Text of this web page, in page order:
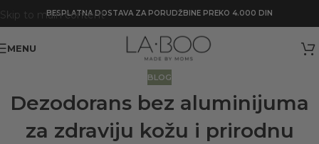
Skip to main content
BESPLATNA DOSTAVA ZA PORUDŽBINE PREKO 4.000 DIN
MENU
BLOG
Dezodorans bez aluminijuma
za zdraviju kožu i prirodnu